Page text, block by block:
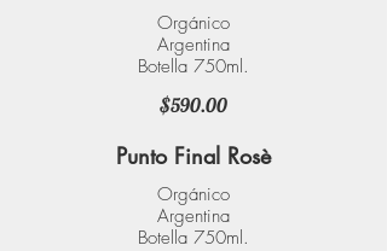
Orgánico
Argentina
Botella 750ml.
$590.00
Punto Final Rosè
Orgánico
Argentina
Botella 750ml.